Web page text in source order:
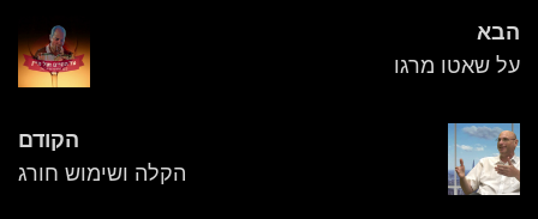
הבא
על שאטו מרגו
הקודם
הקלה ושימוש חורג